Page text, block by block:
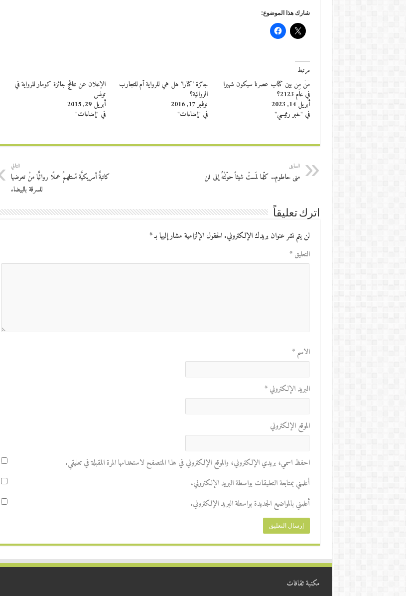
شارك هذا الموضوع:
مرتبط
مَنْ مِن بين كُتّاب عصرنا سيكون شهيرا
في عام 2123؟
أبريل 14, 2023
في "خبر رئيسي"
جائزة ‘كتارا’ هل هي للرواية أم للتجارب
الروائية؟
نوفمبر 17, 2016
في "إضاءات"
الإعلان عن نتائج جائزة كومار للرواية في
تونس
أبريل 29, 2015
في "إضاءات"
السابق
منى حاطوم.. كلّما لمَستْ شيئاً حوّلتْهُ إلى فن
التالي
كاتبةٌ أمريكيَّة تستلهمُ عملًا روائيًّا منْ تعرضها
للسرقة بالبيضاء
اترك تعليقاً
لن يتم نشر عنوان بريدك الإلكتروني. الحقول الإلزامية مشار إليها بـ*
التعليق*
الاسم*
البريد الإلكتروني*
الموقع الإلكتروني
احفظ اسمي، بريدي الإلكتروني، والموقع الإلكتروني في هذا المتصفح لاستخدامها المرة المقبلة في تعليقي.
أعلمني بمتابعة التعليقات بواسطة البريد الإلكتروني.
أعلمني بالمواضيع الجديدة بواسطة البريد الإلكتروني.
مكتبة ثقافات